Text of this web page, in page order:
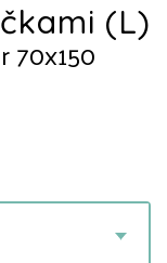
(L)
70x150